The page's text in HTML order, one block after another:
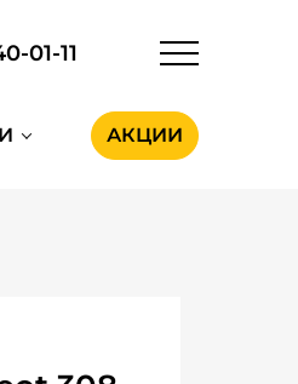
01-11
АКЦИИ